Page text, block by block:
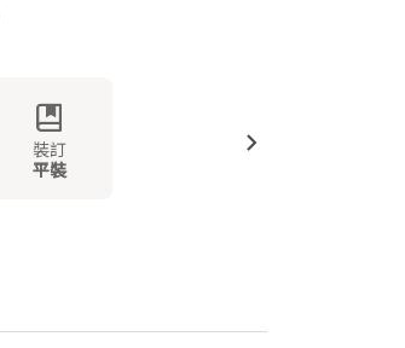
裝訂
平裝